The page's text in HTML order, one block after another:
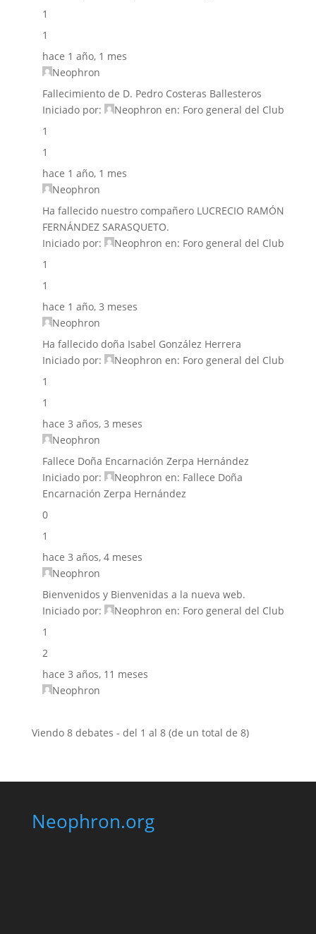
1
1
hace 1 año, 1 mes
Neophron
Fallecimiento de D. Pedro Costeras Ballesteros
Iniciado por:
Neophron en: Foro general del Club
1
1
hace 1 año, 1 mes
Neophron
Ha fallecido nuestro compañero LUCRECIO RAMÓN
FERNÁNDEZ SARASQUETO.
Iniciado por:
Neophron en: Foro general del Club
1
1
hace 1 año, 3 meses
Neophron
Ha fallecido doña Isabel González Herrera
Iniciado por:
Neophron en: Foro general del Club
1
1
hace 3 años, 3 meses
Neophron
Fallece Doña Encarnación Zerpa Hernández
Iniciado por:
Neophron en: Fallece Doña
Encarnación Zerpa Hernández
0
1
hace 3 años, 4 meses
Neophron
Bienvenidos y Bienvenidas a la nueva web.
Iniciado por:
Neophron en: Foro general del Club
1
2
hace 3 años, 11 meses
Neophron
Viendo 8 debates - del 1 al 8 (de un total de 8)
Neophron.org